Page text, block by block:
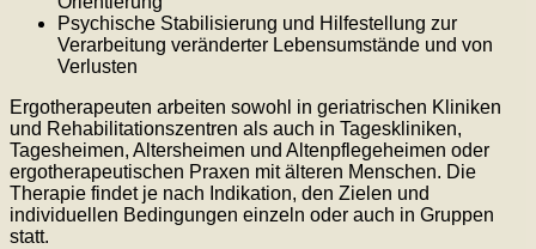
Psychische Stabilisierung und Hilfestellung zur
Verarbeitung veränderter Lebensumstände und von
Verlusten
Ergotherapeuten arbeiten sowohl in geriatrischen Kliniken
und Rehabilitationszentren als auch in Tageskliniken,
Tagesheimen, Altersheimen und Altenpflegeheimen oder
ergotherapeutischen Praxen mit älteren Menschen. Die
Therapie findet je nach Indikation, den Zielen und
individuellen Bedingungen einzeln oder auch in Gruppen
statt.